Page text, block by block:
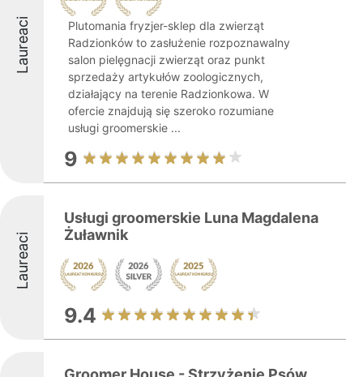
Laureaci
Plutomania fryzjer-sklep dla zwierząt
Radzionków to zasłużenie rozpoznawalny
salon pielęgnacji zwierząt oraz punkt
sprzedaży artykułów zoologicznych,
działający na terenie Radzionkowa. W
ofercie znajdują się szeroko rozumiane
usługi groomerskie ...
9
Laureaci
Usługi groomerskie Luna Magdalena
Żuławnik
9.4